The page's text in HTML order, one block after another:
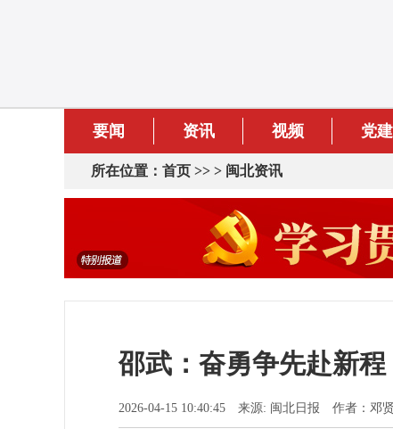
要闻 资讯 视频 党建
所在位置： 首页 >> > 闽北资讯
邵武：奋勇争先赴新程
2026-04-15 10:40:45 来源: 闽北日报 作者：邓